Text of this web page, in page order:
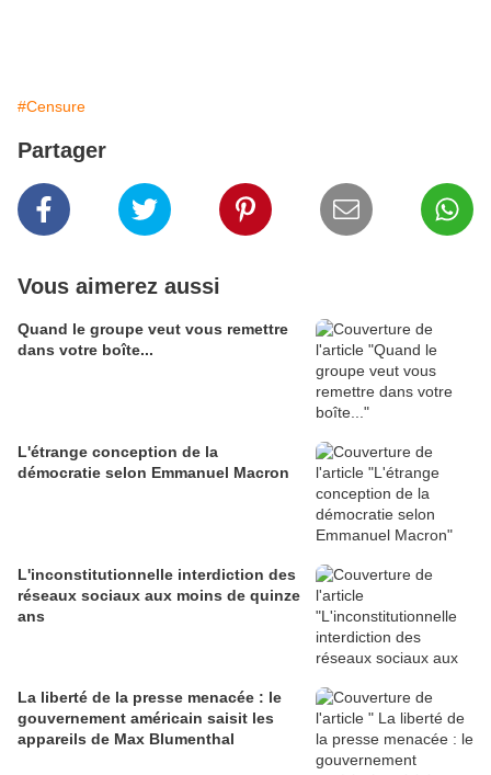
#Censure
Partager
Vous aimerez aussi
Quand le groupe veut vous remettre
dans votre boîte...
L'étrange conception de la
démocratie selon Emmanuel Macron
L'inconstitutionnelle interdiction des
réseaux sociaux aux moins de quinze
ans
La liberté de la presse menacée : le
gouvernement américain saisit les
appareils de Max Blumenthal